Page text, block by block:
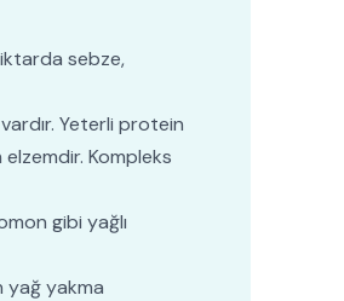
sebze,
Yeterli protein
Kompleks
gibi yağlı
yağ yakma